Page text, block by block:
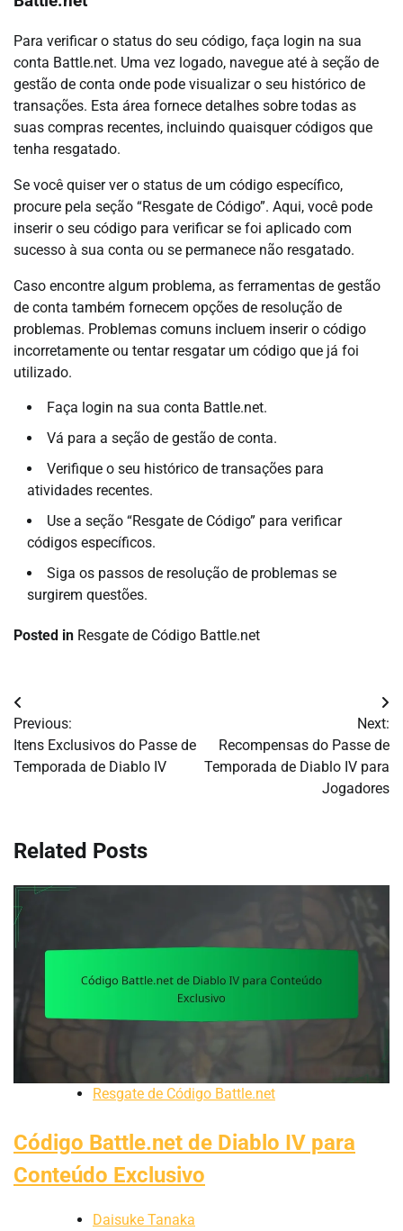
Para verificar o status do seu código, faça login na sua
conta Battle.net. Uma vez logado, navegue até à seção de
gestão de conta onde pode visualizar o seu histórico de
transações. Esta área fornece detalhes sobre todas as
suas compras recentes, incluindo quaisquer códigos que
tenha resgatado.
Se você quiser ver o status de um código específico,
procure pela seção “Resgate de Código”. Aqui, você pode
inserir o seu código para verificar se foi aplicado com
sucesso à sua conta ou se permanece não resgatado.
Caso encontre algum problema, as ferramentas de gestão
de conta também fornecem opções de resolução de
problemas. Problemas comuns incluem inserir o código
incorretamente ou tentar resgatar um código que já foi
utilizado.
Faça login na sua conta Battle.net.
Vá para a seção de gestão de conta.
Verifique o seu histórico de transações para
atividades recentes.
Use a seção “Resgate de Código” para verificar
códigos específicos.
Siga os passos de resolução de problemas se
surgirem questões.
Posted in Resgate de Código Battle.net
Post
navigation
Previous:
Itens Exclusivos do Passe de
Temporada de Diablo IV
Next:
Recompensas do Passe de
Temporada de Diablo IV para
Jogadores
Related Posts
Resgate de Código Battle.net
Código Battle.net de Diablo IV para
Conteúdo Exclusivo
Daisuke Tanaka